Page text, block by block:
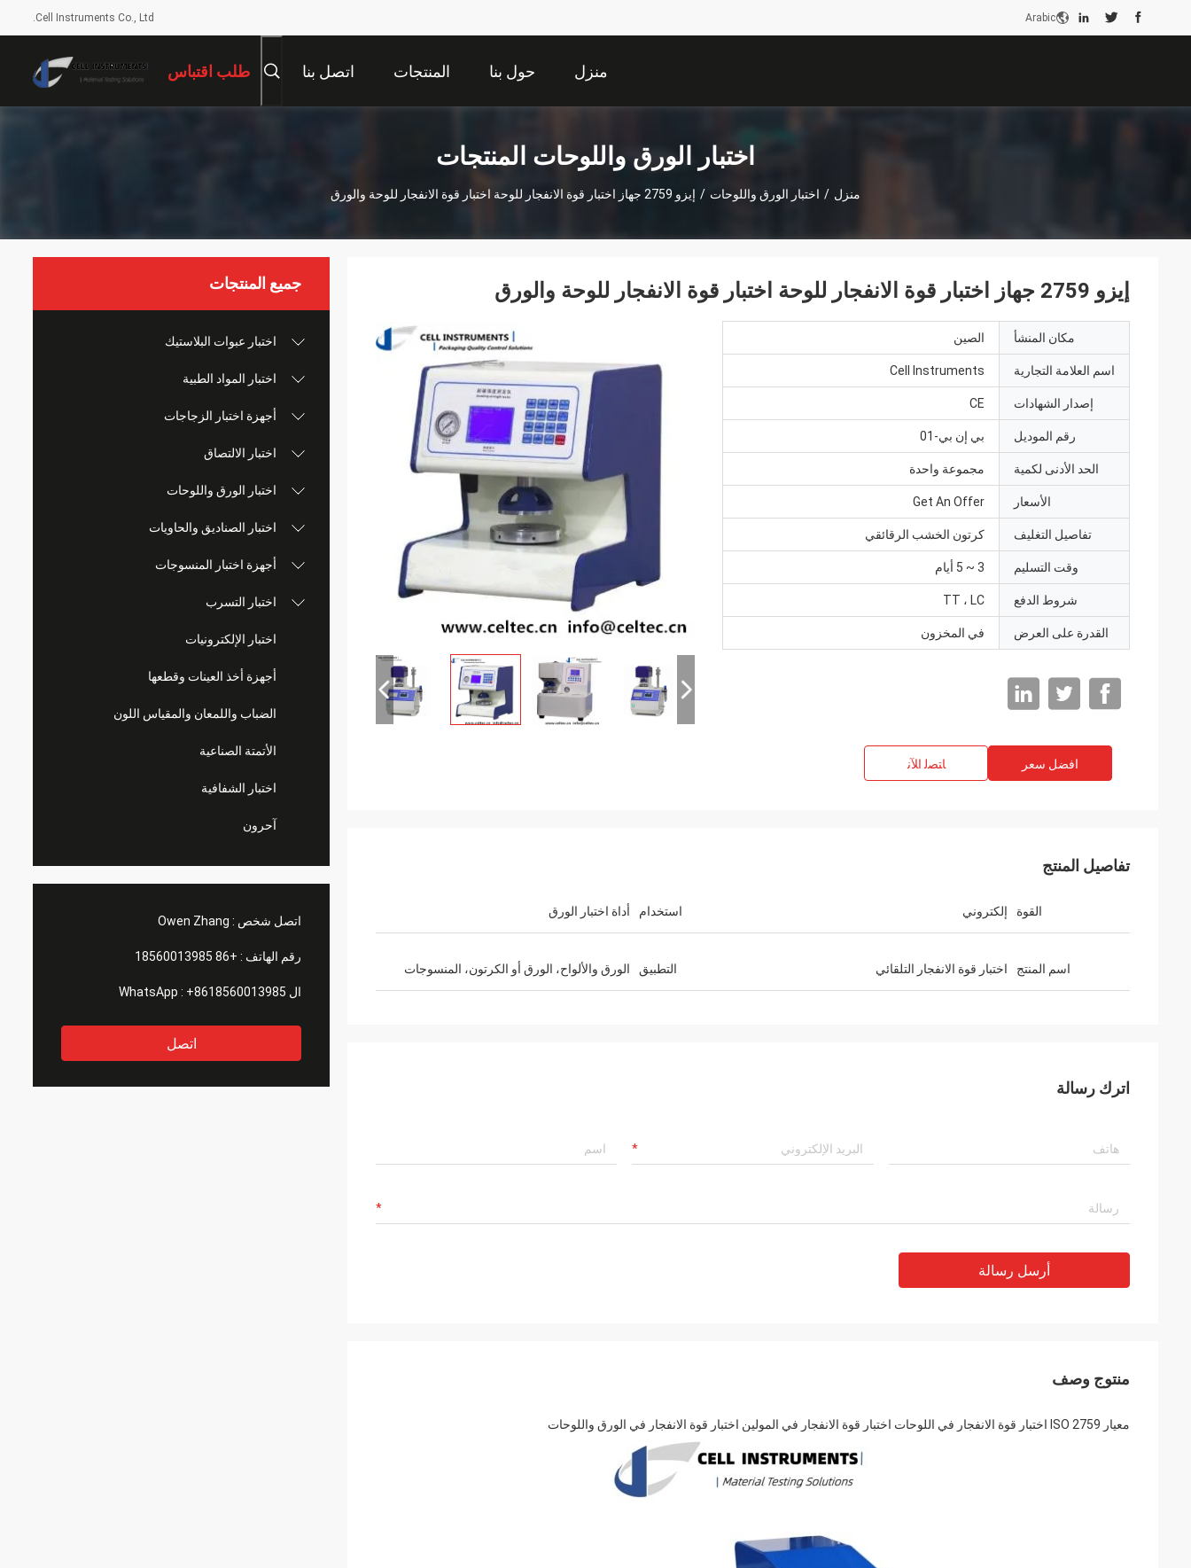
Cell Instruments Co., Ltd. Arabic
منزل حول بنا المنتجات اتصل بنا طلب اقتباس
اختبار الورق واللوحات المنتجات
منزل / اختبار الورق واللوحات / إيزو 2759 جهاز اختبار قوة الانفجار للوحة اختبار قوة الانفجار للوحة والورق
جميع المنتجات
اختبار عبوات البلاستيك
اختبار المواد الطبية
أجهزة اختبار الزجاجات
اختبار الالتصاق
اختبار الورق واللوحات
اختبار الصناديق والحاويات
أجهزة اختبار المنسوجات
اختبار التسرب
اختبار الإلكترونيات
أجهزة أخذ العينات وقطعها
الضباب واللمعان والمقياس اللون
الأتمتة الصناعية
اختبار الشفافية
آحرون
اتصل شخص : Owen Zhang
رقم الهاتف : +86 18560013985
ال WhatsApp : +8618560013985
اتصل
إيزو 2759 جهاز اختبار قوة الانفجار للوحة اختبار قوة الانفجار للوحة والورق
مكان المنشأ الصين
اسم العلامة التجارية Cell Instruments
إصدار الشهادات CE
رقم الموديل بي إن بي-01
الحد الأدنى لكمية مجموعة واحدة
الأسعار Get An Offer
تفاصيل التغليف كرتون الخشب الرقائقي
وقت التسليم 3 ~ 5 أيام
شروط الدفع TT ، LC
القدرة على العرض في المخزون
افضل سعر ﺎﺘﺼﻟ ﺍﻶﻧ
تفاصيل المنتج
القوة إلكتروني استخدام أداة اختبار الورق
اسم المنتج اختبار قوة الانفجار التلقائي التطبيق الورق والألواح، الورق أو الكرتون، المنسوجات
اترك رسالة
أرسل رسالة
منتوج وصف
معيار ISO 2759 اختبار قوة الانفجار في اللوحات اختبار قوة الانفجار في المولين اختبار قوة الانفجار في الورق واللوحات